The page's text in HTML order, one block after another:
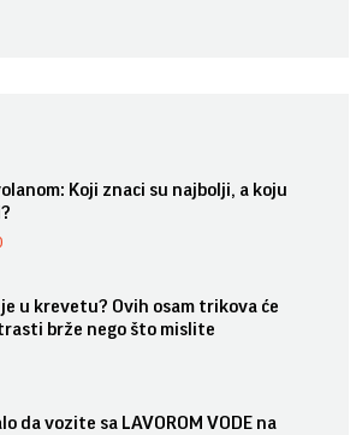
Koji znaci su najbolji, a koju
je u krevetu? Ovih osam trikova će
brže nego što mislite
da vozite sa LAVOROM VODE na